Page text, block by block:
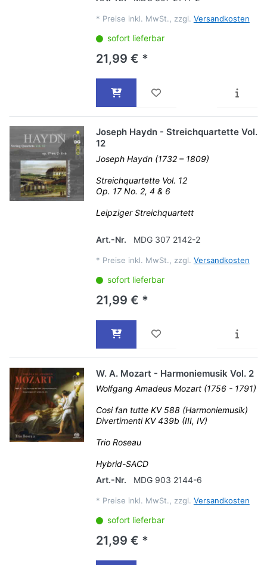
* Preise inkl. MwSt., zzgl. Versandkosten
sofort lieferbar
21,99 € *
Joseph Haydn - Streichquartette Vol.
12
Joseph Haydn (1732 – 1809)
Streichquartette Vol. 12
Op. 17 No. 2, 4 & 6
Leipziger Streichquartett
Art.-Nr. MDG 307 2142-2
* Preise inkl. MwSt., zzgl. Versandkosten
sofort lieferbar
21,99 € *
W. A. Mozart - Harmoniemusik Vol. 2
Wolfgang Amadeus Mozart (1756 - 1791)
Cosi fan tutte KV 588 (Harmoniemusik)
Divertimenti KV 439b (III, IV)
Trio Roseau
Hybrid-SACD
Art.-Nr.
MDG 903 2144-6
* Preise inkl. MwSt., zzgl. Versandkosten
sofort lieferbar
21,99 € *